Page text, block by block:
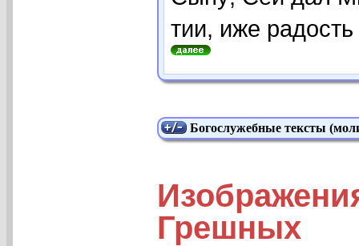
тии, иже
Богослужебные тексты
Грешных